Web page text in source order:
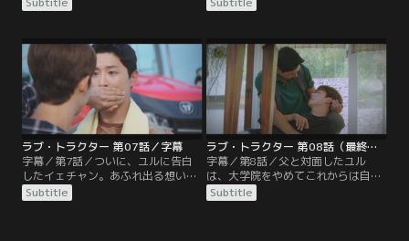
「いる」と言われたことを思い出
ユルのもとに恋人同士だったインソ
が現れる。居合わせたイェチャン
は、男前であか抜けているインソの
姿を見て、自分では到底かなわない
と感じるが…。
に2人の間に割り込む。ユルはイェ
改めてインソと2人きりに。そし
て、もう終わりにしようときっぱり
別れを告げる。イェチャンは、ユル
を元気付けようと果樹園へ連れて行
き…。
ラブ・トラクター 第07話／字幕
字幕／第7話／ついに、ユルに告白
したイェチャン。あふれ出る想いを
ユルに伝えるが、弟のような存在だ
と言われてしまう。しかし諦められ
Subtitle
ラブ・トラクター 第08話（最終話）／字幕
字幕／第8話／父と対面したユル
は、大学院をやめてこれからは自分
らしく生きると告げる。一方、ユル
が音楽活動を再開すると知り、自分
Subtitle